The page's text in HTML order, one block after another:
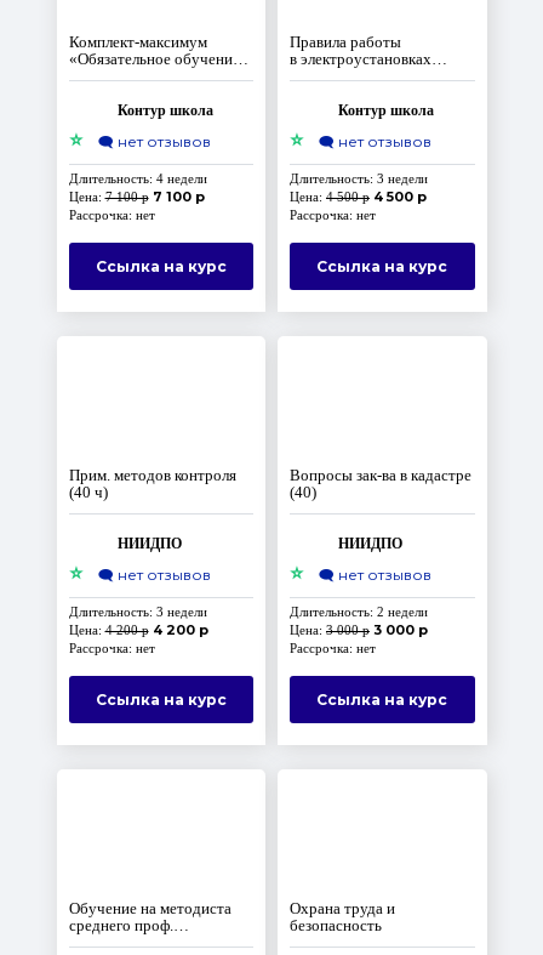
Комплект‑максимум
«Обязательное обучение
по охране труда
первой помощи
Контур школа
⭐ 🗨️ нет отзывов
Длительность: 4 недели
Цена:7 100 р 7 100 р
Рассрочка: нет
Ссылка на курс
Правила работы
в электроустановках
потребителей
Контур школа
⭐ 🗨️ нет отзывов
Длительность: 3 недели
Цена: 4 500 р 4 500 р
Рассрочка: нет
Ссылка на курс
Прим. методов контроля
(40 ч)
НИИДПО
⭐ 🗨️ нет отзывов
Длительность: 3 недели
Цена:4 200 р 4 200 р
Рассрочка: нет
Ссылка на курс
Вопросы зак-ва в кадастре
(40)
НИИДПО
⭐ 🗨️ нет отзывов
Длительность: 2 недели
Цена: 3 000 р 3 000 р
Рассрочка: нет
Ссылка на курс
Обучение на методиста
среднего проф.
образования
Охрана труда и
безопасность